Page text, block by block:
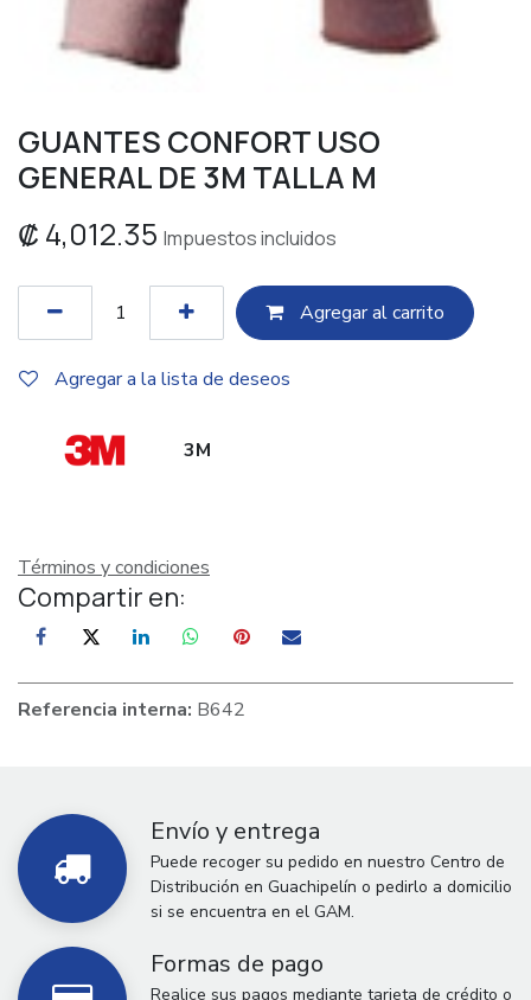
GUANTES CONFORT USO
GENERAL DE 3M TALLA M
₡ 4,012.35 Impuestos incluidos
Agregar al c​​arrito
Agregar a la lista de deseos
3M
Términos y condiciones
Compartir en:
Referencia interna: B642
Envío y entrega
Puede recoger su pedido en nuestro Centro de
Distribución en Guachipelín o pedirlo a domicilio
si se encuentra en el GAM.
Formas de pago
Realice sus pagos mediante tarjeta de crédito o